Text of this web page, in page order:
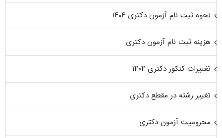
نحوه ثبت نام آزمون دکتری ۱۴۰۴
هزینه ثبت نام آزمون دکتری
تغییرات کنکور دکتری ۱۴۰۴
تغییر رشته در مقطع دکتری
محرومیت آزمون دکتری